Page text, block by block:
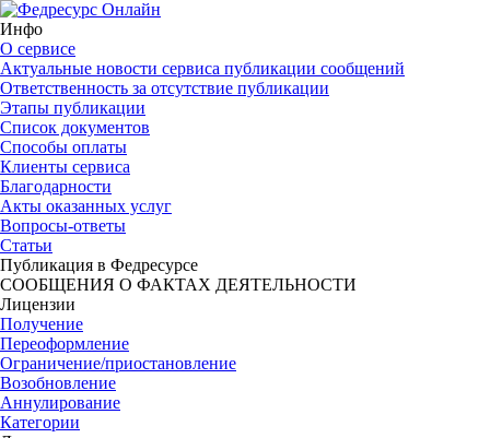
Инфо
О сервисе
Актуальные новости сервиса публикации сообщений
Ответственность за отсутствие публикации
Этапы публикации
Список документов
Способы оплаты
Клиенты сервиса
Благодарности
Акты оказанных услуг
Вопросы-ответы
Статьи
Публикация в Федресурсе
СООБЩЕНИЯ О ФАКТАХ ДЕЯТЕЛЬНОСТИ
Лицензии
Получение
Переоформление
Ограничение/приостановление
Возобновление
Аннулирование
Категории